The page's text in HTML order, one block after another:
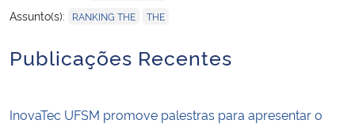
Assunto(s): RANKING THE THE
Publicações Recentes
InovaTec UFSM promove palestras para apresentar o